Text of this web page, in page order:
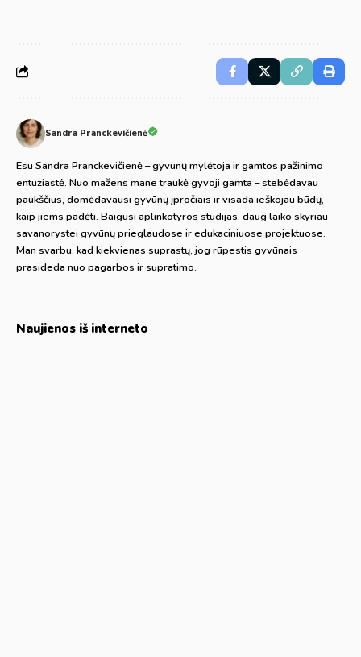
Sandra Pranckevičienė
Esu Sandra Pranckevičienė – gyvūnų mylėtoja ir gamtos pažinimo
entuziastė. Nuo mažens mane traukė gyvoji gamta – stebėdavau
paukščius, domėdavausi gyvūnų įpročiais ir visada ieškojau būdų,
kaip jiems padėti. Baigusi aplinkotyros studijas, daug laiko skyriau
savanorystei gyvūnų prieglaudose ir edukaciniuose projektuose.
Man svarbu, kad kiekvienas suprastų, jog rūpestis gyvūnais
prasideda nuo pagarbos ir supratimo.
Naujienos iš interneto